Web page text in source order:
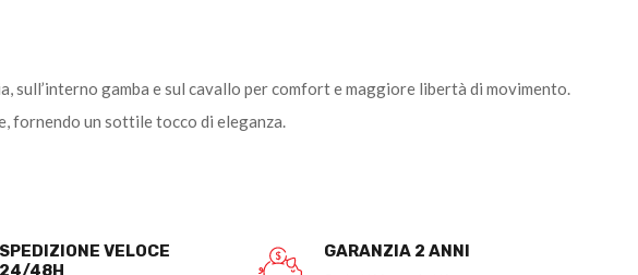
gamba e sul cavallo per comfort e maggiore libertà di movimento.
fornendo un sottile tocco di eleganza.
SPEDIZIONE VELOCE
24/48H
GARANZIA 2 ANNI